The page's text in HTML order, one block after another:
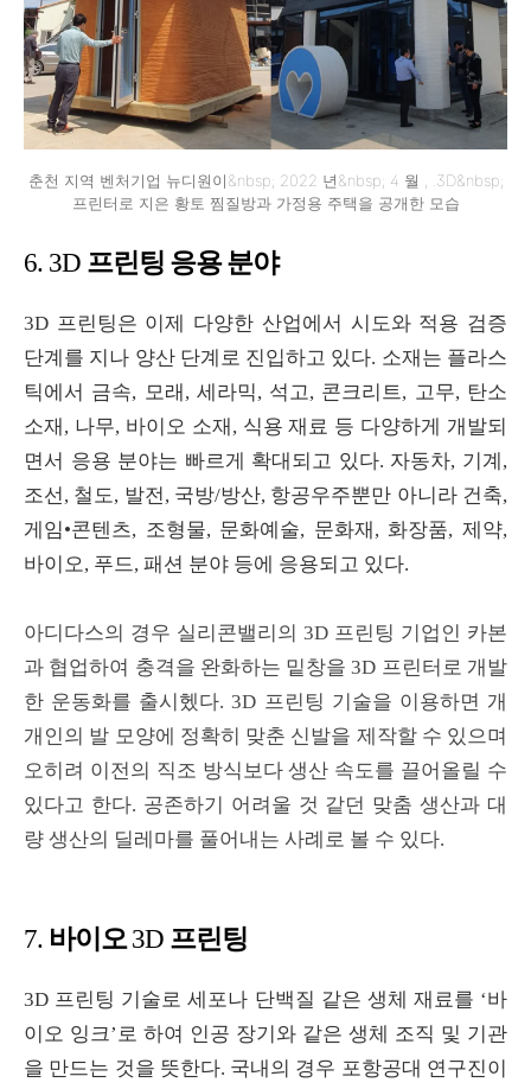
춘천 지역 벤처기업 뉴디원이&nbsp; 2022 년&nbsp; 4 월 , .3D&nbsp;
프린터로 지은 황토 찜질방과 가정용 주택을 공개한 모습
6. 3D 프린팅 응용 분야
3D 프린팅은 이제 다양한 산업에서 시도와 적용 검증
단계를 지나 양산 단계로 진입하고 있다. 소재는 플라스
틱에서 금속, 모래 , 세라믹, 석고, 콘크리트, 고무, 탄소
소재 , 나무, 바이오 소재 , 식용 재료 등 다양하게 개발되
면서 응용 분야는 빠르게 확대되고 있다. 자동차, 기계 ,
조선, 철도, 발전, 국방/방산, 항공우주뿐만 아니라 건축,
게임•콘텐츠, 조형물, 문화예술, 문화재 , 화장품,제약,
바이오, 푸드, 패션 분야 등에 응용되고 있다.
아디다스의 경우 실리콘밸리의 3D 프린팅 기업인 카본
과 협업하여 충격을 완화하는 밑창을 3D 프린터로 개발
한 운동화를 출시헸다. 3D 프린팅 기술을 이용하면 개
개인의 발 모양에 정확히 맞춘 신발을 제작할 수 있으며
오히려 이전의 직조 방식보다 생산 속도를 끌어올릴 수
있다고 한다. 공존하기 어려울 것 같던 맞춤 생산과 대
량 생산의 딜레마를 풀어내는 사례로 볼 수 있다.
7. 바이오3D 프린팅
3D 프린팅 기술로 세포나 단백질 같은 생체 재료를 ‘바
이오 잉크’로 하여 인공 장기와 같은 생체 조직 및 기관
을 만드는 것을 뜻한다. 국내의 경우 포항공대 연구진이